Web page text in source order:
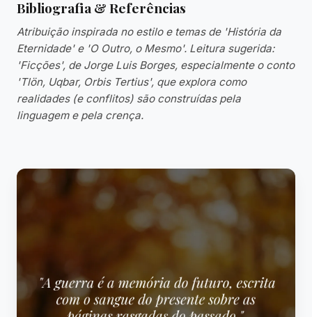
Bibliografia & Referências
Atribuição inspirada no estilo e temas de 'História da
Eternidade' e 'O Outro, o Mesmo'. Leitura sugerida:
'Ficções', de Jorge Luis Borges, especialmente o conto
'Tlön, Uqbar, Orbis Tertius', que explora como
realidades (e conflitos) são construídas pela
linguagem e pela crença.